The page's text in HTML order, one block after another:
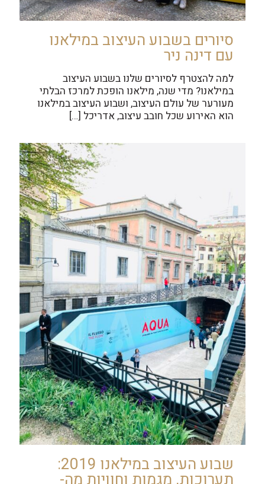
סיורים בשבוע העיצוב במילאנו
עם דינה ניר
למה להצטרף לסיורים שלנו בשבוע העיצוב
במילאנו? מדי שנה, מילאנו הופכת למרכז הבלתי
מעורער של עולם העיצוב, ושבוע העיצוב במילאנו
הוא האירוע שכל חובב עיצוב, אדריכל […]
שבוע העיצוב במילאנו 2019: